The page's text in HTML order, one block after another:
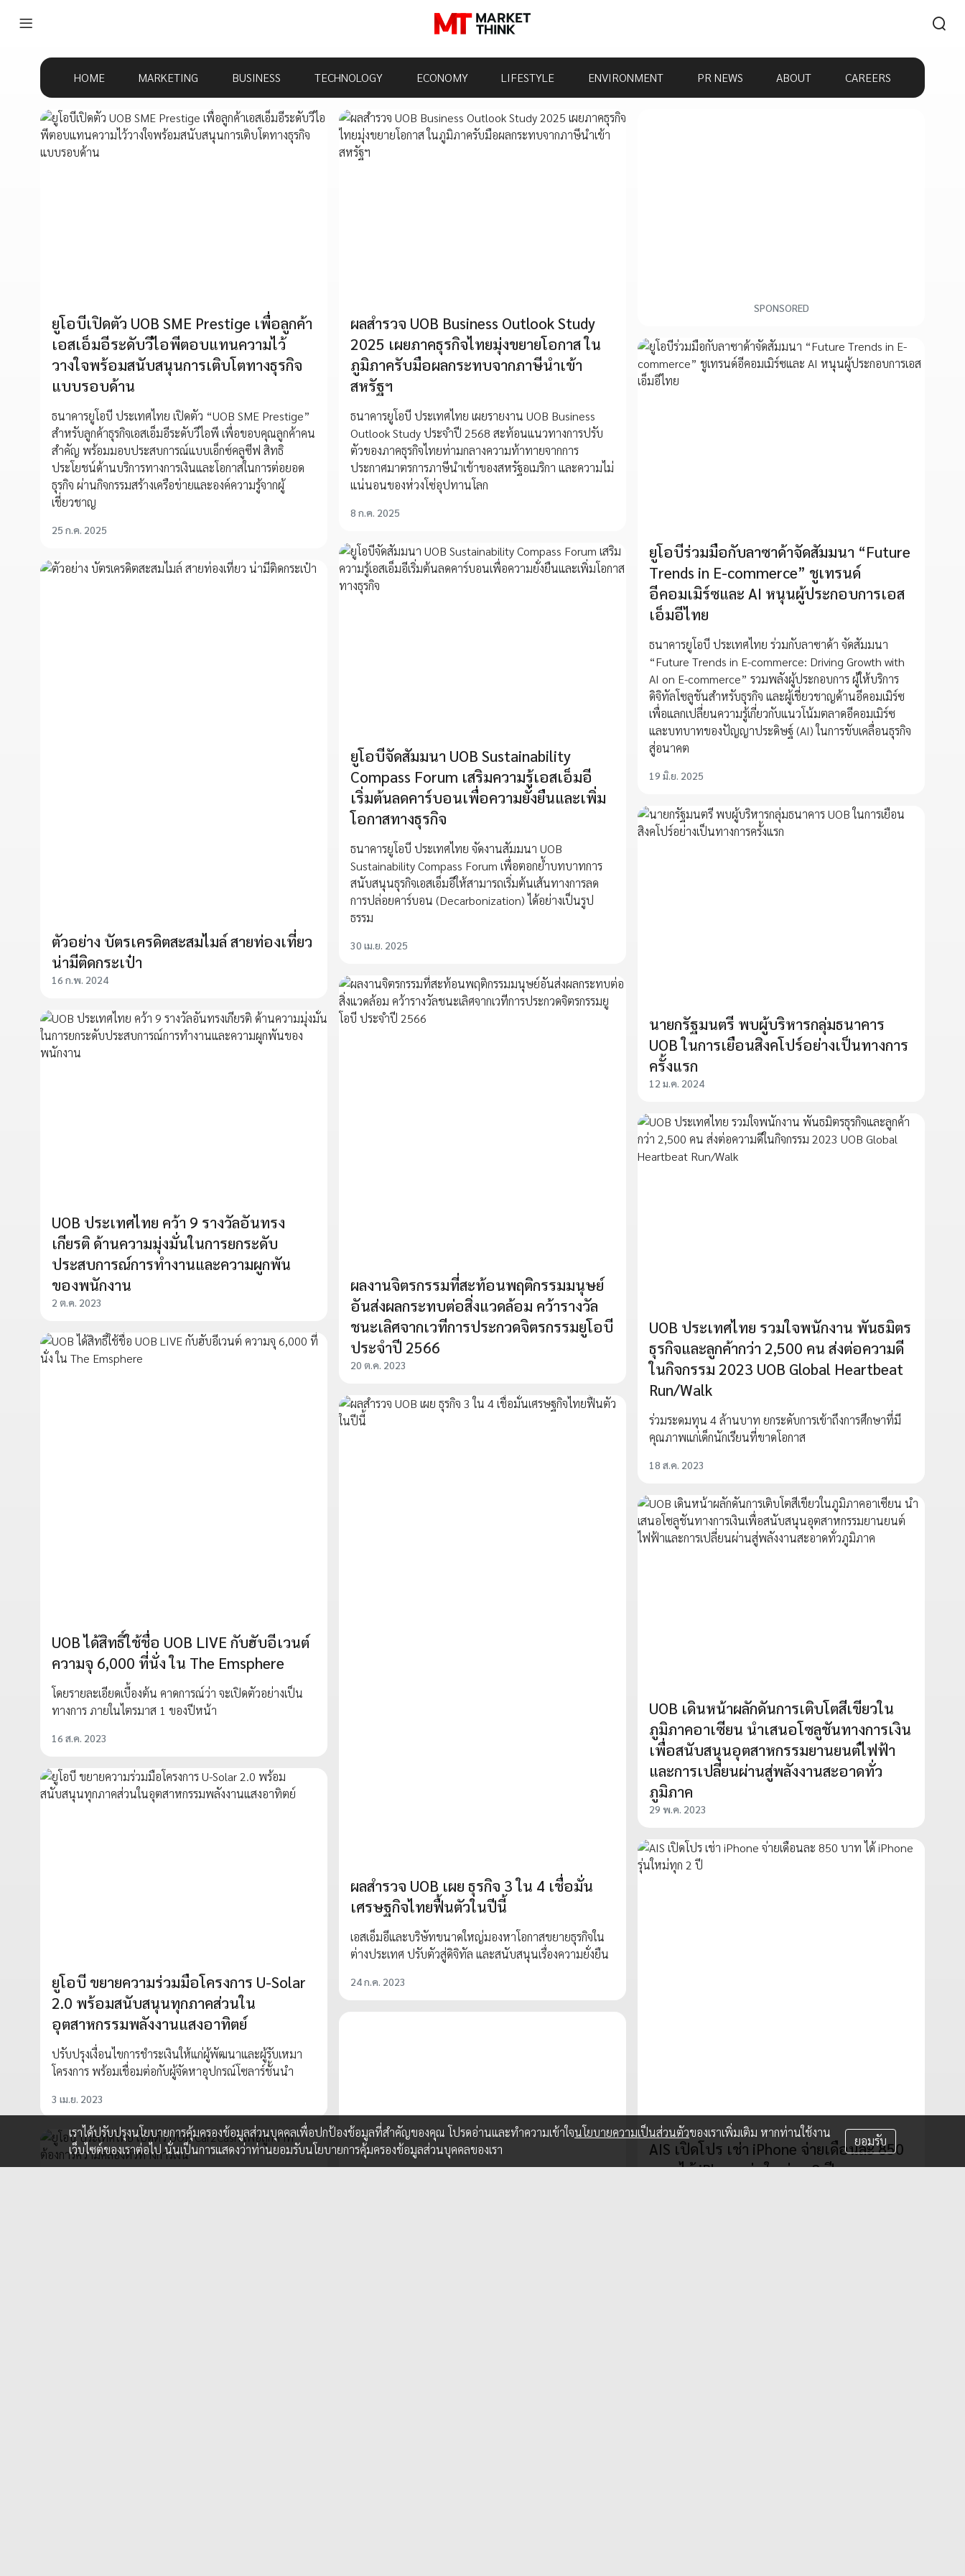
HOME MARKETING BUSINESS TECHNOLOGY ECONOMY LIFESTYLE ENVIRONMENT PR NEWS ABOUT CAREERS
ยูโอบีเปิดตัว UOB SME Prestige เพื่อลูกค้า
เอสเอ็มอีระดับวีไอพีตอบแทนความไว้
วางใจพร้อมสนับสนุนการเติบโตทางธุรกิจ
แบบรอบด้าน
ธนาคารยูโอบี ประเทศไทย เปิดตัว “UOB SME Prestige”
สำหรับลูกค้าธุรกิจเอสเอ็มอีระดับวีไอพี เพื่อขอบคุณลูกค้าคน
สำคัญ พร้อมมอบประสบการณ์แบบเอ็กซ์คลูซีฟ สิทธิ
ประโยชน์ด้านบริการทางการเงินและโอกาสในการต่อยอด
ธุรกิจ ผ่านกิจกรรมสร้างเครือข่ายและองค์ความรู้จากผู้
เชี่ยวชาญ
25 ก.ค. 2025
ผลสำรวจ UOB Business Outlook Study
2025 เผยภาคธุรกิจไทยมุ่งขยายโอกาส ใน
ภูมิภาครับมือผลกระทบจากภาษีนำเข้า
สหรัฐฯ
ธนาคารยูโอบี ประเทศไทย เผยรายงาน UOB Business
Outlook Study ประจำปี 2568 สะท้อนแนวทางการปรับ
ตัวของภาคธุรกิจไทยท่ามกลางความท้าทายจากการ
ประกาศมาตรการภาษีนำเข้าของสหรัฐอเมริกา และความไม่
แน่นอนของห่วงโซ่อุปทานโลก
8 ก.ค. 2025
SPONSORED
ยูโอบีร่วมมือกับลาซาด้าจัดสัมมนา “Future
Trends in E-commerce” ชูเทรนด์
อีคอมเมิร์ซและ AI หนุนผู้ประกอบการเอส
เอ็มอีไทย
ธนาคารยูโอบี ประเทศไทย ร่วมกับลาซาด้า จัดสัมมนา
“Future Trends in E-commerce: Driving Growth with
AI on E-commerce” รวมพลังผู้ประกอบการ ผู้ให้บริการ
ดิจิทัลโซลูชันสำหรับธุรกิจ และผู้เชี่ยวชาญด้านอีคอมเมิร์ซ
เพื่อแลกเปลี่ยนความรู้เกี่ยวกับแนวโน้มตลาดอีคอมเมิร์ซ
และบทบาทของปัญญาประดิษฐ์ (AI) ในการขับเคลื่อนธุรกิจ
สู่อนาคต
19 มิ.ย. 2025
ยูโอบีจัดสัมมนา UOB Sustainability
Compass Forum เสริมความรู้เอสเอ็มอี
เริ่มต้นลดคาร์บอนเพื่อความยั่งยืนและเพิ่ม
โอกาสทางธุรกิจ
ธนาคารยูโอบี ประเทศไทย จัดงานสัมมนา UOB
Sustainability Compass Forum เพื่อตอกย้ำบทบาทการ
สนับสนุนธุรกิจเอสเอ็มอีให้สามารถเริ่มต้นเส้นทางการลด
การปล่อยคาร์บอน (Decarbonization) ได้อย่างเป็นรูป
ธรรม
30 เม.ย. 2025
ตัวอย่าง บัตรเครดิตสะสมไมล์ สายท่องเที่ยว
น่ามีติดกระเป๋า
16 ก.พ. 2024
นายกรัฐมนตรี พบผู้บริหารกลุ่มธนาคาร
UOB ในการเยือนสิงคโปร์อย่างเป็นทางการ
ครั้งแรก
12 ม.ค. 2024
ผลงานจิตรกรรมที่สะท้อนพฤติกรรมมนุษย์
อันส่งผลกระทบต่อสิ่งแวดล้อม คว้ารางวัล
ชนะเลิศจากเวทีการประกวดจิตรกรรมยูโอบี
ประจำปี 2566
20 ต.ค. 2023
UOB ประเทศไทย คว้า 9 รางวัลอันทรง
เกียรติ ด้านความมุ่งมั่นในการยกระดับ
ประสบการณ์การทำงานและความผูกพัน
ของพนักงาน
2 ต.ค. 2023
UOB ประเทศไทย รวมใจพนักงาน พันธมิตร
ธุรกิจและลูกค้ากว่า 2,500 คน ส่งต่อความดี
ในกิจกรรม 2023 UOB Global Heartbeat
Run/Walk
ร่วมระดมทุน 4 ล้านบาท ยกระดับการเข้าถึงการศึกษาที่มี
คุณภาพแก่เด็กนักเรียนที่ขาดโอกาส
18 ส.ค. 2023
UOB ได้สิทธิ์ใช้ชื่อ UOB LIVE กับฮับอีเวนต์
ความจุ 6,000 ที่นั่ง ใน The Emsphere
โดยรายละเอียดเบื้องต้น คาดการณ์ว่า จะเปิดตัวอย่างเป็น
ทางการ ภายในไตรมาส 1 ของปีหน้า
16 ส.ค. 2023
ผลสำรวจ UOB เผย ธุรกิจ 3 ใน 4 เชื่อมั่น
เศรษฐกิจไทยฟื้นตัวในปีนี้
เอสเอ็มอีและบริษัทขนาดใหญ่มองหาโอกาสขยายธุรกิจใน
ต่างประเทศ ปรับตัวสู่ดิจิทัล และสนับสนุนเรื่องความยั่งยืน
24 ก.ค. 2023
UOB เดินหน้าผลักดันการเติบโตสีเขียวใน
ภูมิภาคอาเซียน นำเสนอโซลูชันทางการเงิน
เพื่อสนับสนุนอุตสาหกรรมยานยนต์ไฟฟ้า
และการเปลี่ยนผ่านสู่พลังงานสะอาดทั่ว
ภูมิภาค
29 พ.ค. 2023
ยูโอบี ขยายความร่วมมือโครงการ U-Solar
2.0 พร้อมสนับสนุนทุกภาคส่วนใน
อุตสาหกรรมพลังงานแสงอาทิตย์
ปรับปรุงเงื่อนไขการชำระเงินให้แก่ผู้พัฒนาและผู้รับเหมา
โครงการ พร้อมเชื่อมต่อกับผู้จัดหาอุปกรณ์โซลาร์ชั้นนำ
3 เม.ย. 2023
AIS เปิดโปร เช่า iPhone จ่ายเดือนละ 850
บาท ได้ iPhone รุ่นใหม่ทุก 2 ปี
นิทานเสียง...ศิลปะการสร้างสรรค์จินตนาการ
ผ่านเสียงแห่งความรัก จากพี่อาสาสู่น้องผู้
พิการทางสายตา
ธนาคารยูโอบี ประเทศไทย จึงได้ทำ “โครงการหนังสือ
นิทานเสียง UOB Voice of Love” ชวนพนักงานในองค์กรผู้
มีจิตอาสามาร่วมส่งเสียง อ่านเรื่องราว เสริมด้วยเสียง
ประกอบและดนตรีในเนื้อเรื่องเพื่อสร้างความน่าสนใจ ร้อย
เป็นนิทานเสียงจำนวน 100 เรื่อง
19 มี.ค. 2021
TMRW ช่วยลูกค้าบริหารเงินด้วยเครดิตเงิน
คืนที่เลือกได้ และอินไซต์การใช้จ่ายแบบเรี
ยลไทม์
โดยยูโอบี บริการธนาคารเพื่อดิจิทัลเจเนอเรชันแห่งแรกใน
อาเซียน มอบเครดิตเงินคืนผ่านบัตรเครดิตที่ปรับเปลี่ยนได้
ตามความต้องการของลูกค้า
22 ก.ย. 2020
เราได้ปรับปรุงนโยบายการคุ้มครองข้อมูลส่วนบุคคลเพื่อปกป้องข้อมูลที่สำคัญของคุณ โปรดอ่านและทำความเข้าใจนโยบายความเป็นส่วนตัวของเราเพิ่มเติม หากท่านใช้งาน
เว็บไซต์ของเราต่อไป นั่นเป็นการแสดงว่าท่านยอมรับนโยบายการคุ้มครองข้อมูลส่วนบุคคลของเรา
ยอมรับ